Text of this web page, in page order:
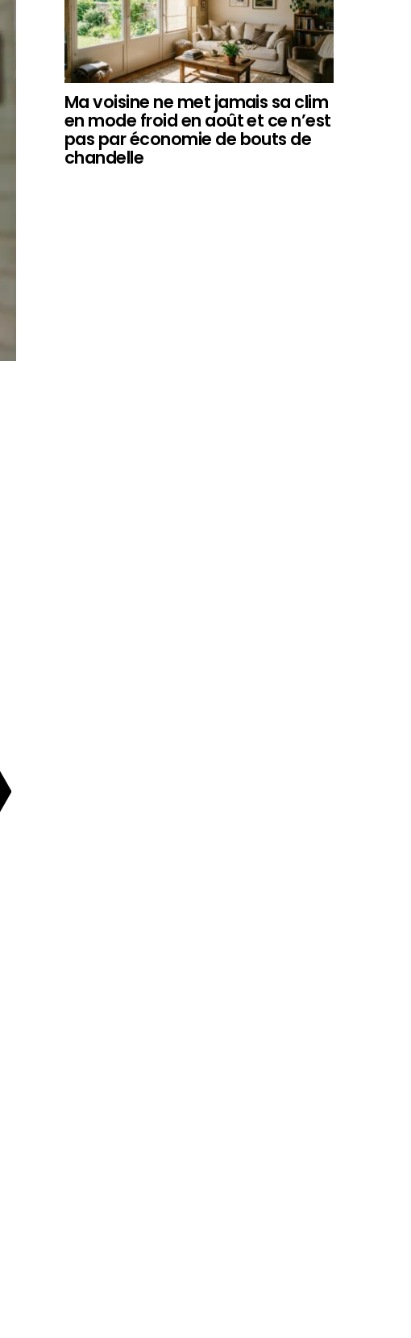
Ma voisine ne met jamais sa clim
en mode froid en août et ce n’est
pas par économie de bouts de
chandelle